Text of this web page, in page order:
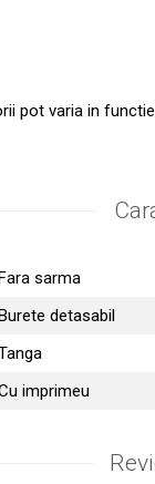
pot varia in
sarma
detasabil
imprimeu